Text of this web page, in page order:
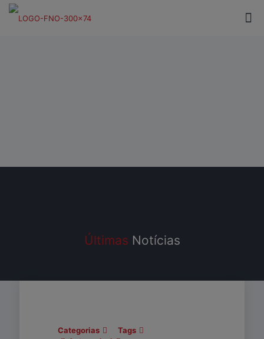
Últimas Notícias
Categorias
Tags